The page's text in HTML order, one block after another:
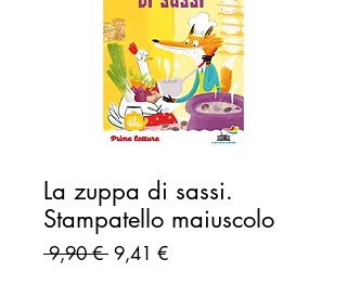
La zuppa di sassi.
Stampatello maiuscolo
9,90 € Prezzo
9,41 €Prezzo